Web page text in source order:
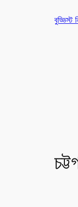
বুড্ডিস্ট